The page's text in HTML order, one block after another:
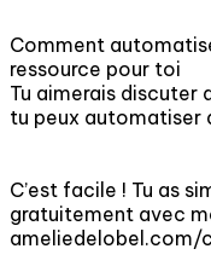
Comment
ressource pour toi
Tu aimerais discuter
tu peux automatiser
C’est facile ! Tu as
gratuitement avec
ameliedelobel.com/